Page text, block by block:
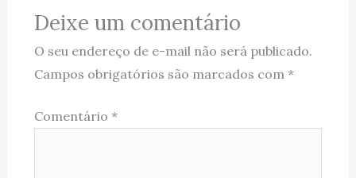
Deixe um comentário
O seu endereço de e-mail não será publicado.
Campos obrigatórios são marcados com *
Comentário *